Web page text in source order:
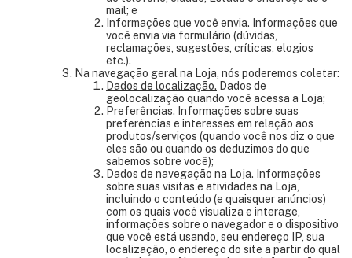
mail; e
Informações que você envia. Informações que
você envia via formulário (dúvidas,
reclamações, sugestões, críticas, elogios
etc.).
Na navegação geral na Loja, nós poderemos coletar:
Dados de localização. Dados de
geolocalização quando você acessa a Loja;
Preferências. Informações sobre suas
preferências e interesses em relação aos
produtos/serviços (quando você nos diz o que
eles são ou quando os deduzimos do que
sabemos sobre você);
Dados de navegação na Loja. Informações
sobre suas visitas e atividades na Loja,
incluindo o conteúdo (e quaisquer anúncios)
com os quais você visualiza e interage,
informações sobre o navegador e o dispositivo
que você está usando, seu endereço IP, sua
localização, o endereço do site a partir do qual